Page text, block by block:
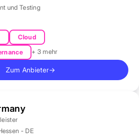
und Testing
Cloud
+ 3 mehr
Zum Anbieter→
- DE